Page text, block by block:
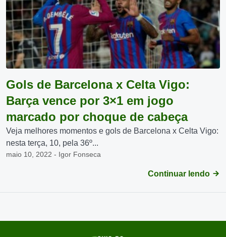
Gols de Barcelona x Celta Vigo:
Barça vence por 3×1 em jogo
marcado por choque de cabeça
Veja melhores momentos e gols de Barcelona x Celta Vigo:
nesta terça, 10, pela 36º...
maio 10, 2022 - Igor Fonseca
Continuar lendo